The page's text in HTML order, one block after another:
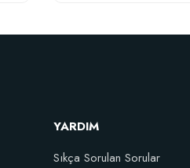
Stokta Yok
YARDIM
Sıkça Sorulan Sorular